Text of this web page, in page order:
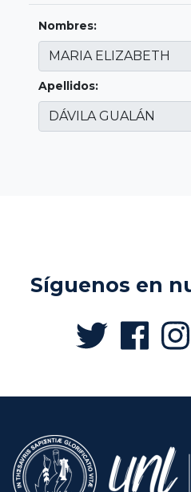
Nombres:
Apellidos:
Síguenos en